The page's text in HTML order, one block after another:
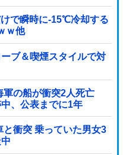
で瞬時に-15℃冷却する
ｗ他
ブ＆喫煙スタイルで対
軍の船が衝突2人死亡
、公表までに1年
と衝突 乗っていた男女3